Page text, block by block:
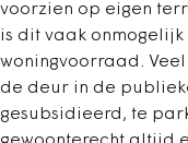
voorzien op eigen
is dit vaak
woningvoorraad.
de deur in de
gesubsidieerd, te